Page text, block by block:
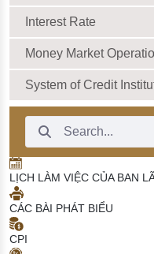
Interest Rate
Money Market
System of Credit
Search Bar
LỊCH LÀM VIỆC CỦA BAN
CÁC BÀI PHÁT BIỂU
CPI